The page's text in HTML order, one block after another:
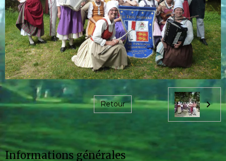
Retour
Informations générales